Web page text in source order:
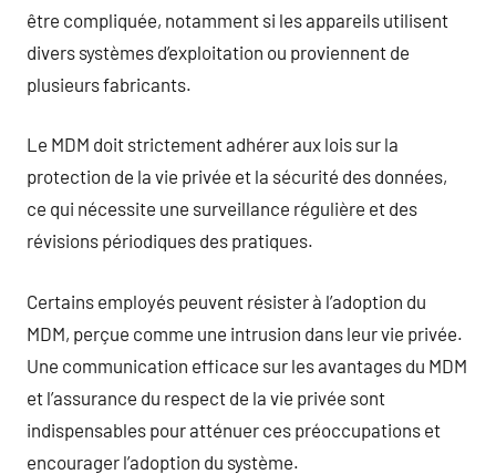
être compliquée, notamment si les appareils utilisent
divers systèmes d’exploitation ou proviennent de
plusieurs fabricants.
Le MDM doit strictement adhérer aux lois sur la
protection de la vie privée et la sécurité des données,
ce qui nécessite une surveillance régulière et des
révisions périodiques des pratiques.
Certains employés peuvent résister à l’adoption du
MDM, perçue comme une intrusion dans leur vie privée.
Une communication efficace sur les avantages du MDM
et l’assurance du respect de la vie privée sont
indispensables pour atténuer ces préoccupations et
encourager l’adoption du système.